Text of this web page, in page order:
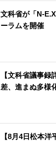
文科省が「N-
ーラムを開催
【文科省議事
差、進まぬ多様
【8月4日松本